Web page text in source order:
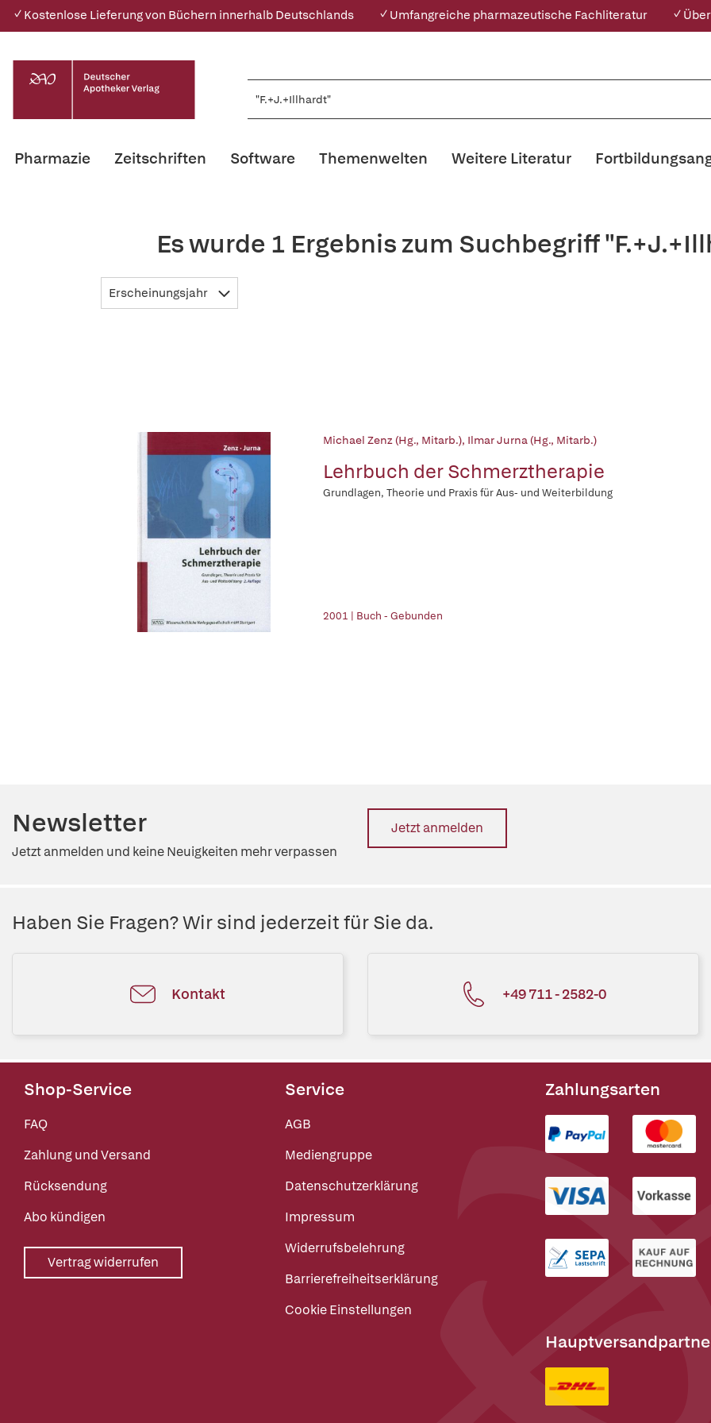
✓ Kostenlose Lieferung von Büchern innerhalb Deutschlands ✓ Umfangreiche pharmazeutische Fachliteratur ✓
Pharmazie Zeitschriften Software Themenwelten Weitere Literatur
Es wurde 1 Ergebnis zum Suchbegriff
Erscheinungsjahr
Michael Zenz (Hg., Mitarb.), Ilmar Jurna (Hg., Mitarb.)
Lehrbuch der Schmerztherapie
Grundlagen, Theorie und Praxis für Aus- und Weiterbildung
2001 | Buch - Gebunden
Newsletter
Jetzt anmelden und keine Neuigkeiten mehr verpassen
Jetzt anmelden
Haben Sie Fragen? Wir sind jederzeit für Sie da.
Kontakt +49 711 - 2582-0
Shop-Service
FAQ
Zahlung und Versand
Rücksendung
Abo kündigen
Vertrag widerrufen
Service
AGB
Mediengruppe
Datenschutzerklärung
Impressum
Widerrufsbelehrung
Barrierefreiheitserklärung
Cookie Einstellungen
Zahlungsarten